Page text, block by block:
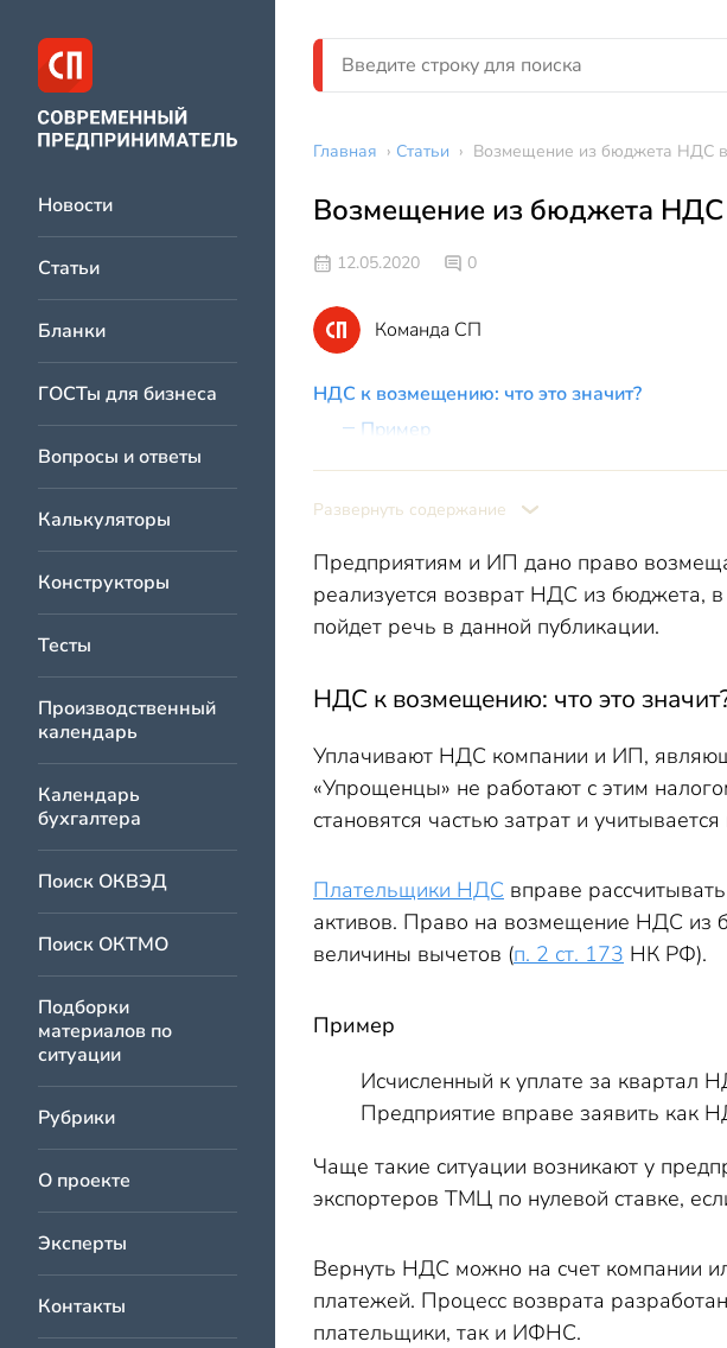
Новости
Статьи
Бланки
ГОСТы для бизнеса
Вопросы и ответы
Калькуляторы
Конструкторы
Тесты
Производственный
календарь
Календарь
бухгалтера
Поиск ОКВЭД
Поиск ОКТМО
Подборки
материалов по
ситуации
Рубрики
О проекте
Эксперты
Контакты
Главная › Статьи › Возмещение из бюджета НДС в
Возмещение из бюджета НДС
12.05.2020 0
Команда СП
НДС к возмещению: что это значит?
Пример
Как происходит возмещение НДС из
Как возмещается НДС в общем порядке
НДС: возмещение из бюджета в условиях
Развернуть содержание
Предприятиям и ИП дано право
реализуется возврат НДС из бюджета,
пойдет речь в данной публикации.
НДС к возмещению: что это
Уплачивают НДС компании и ИП,
«Упрощенцы» не работают с этим
становятся частью затрат и учитывается
Плательщики НДС вправе
активов. Право на возмещение НДС из
величины вычетов (п. 2 ст. 173 НК РФ).
Пример
Исчисленный к уплате за квартал
Предприятие вправе заявить как
Чаще такие ситуации возникают у
экспортеров ТМЦ по нулевой ставке,
Вернуть НДС можно на счет компании
платежей. Процесс возврата
плательщики, так и ИФНС.